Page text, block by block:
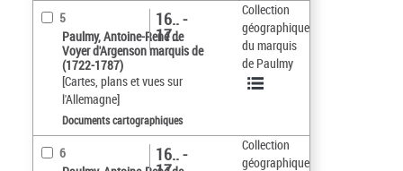
5
Paulmy, Antoine-René de
Voyer d'Argenson marquis de
(1722-1787)
[Cartes, plans et vues sur
l'Allemagne]
16.. -
17..
Documents cartographiques
Collection
géographique
du marquis
de Paulmy
6
16.. -
Collection
géographique